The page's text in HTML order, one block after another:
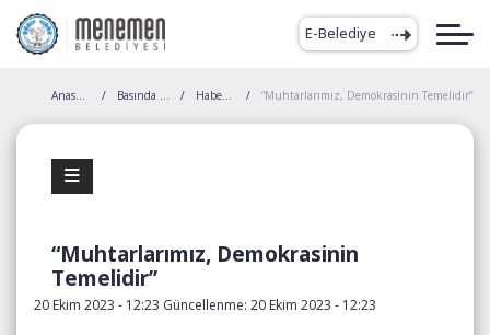
E-Belediye
Anasayfa Basında Biz Haberler “Muhtarlarımız, Demokrasinin Temelidir’’
“Muhtarlarımız, Demokrasinin
Temelidir’’
20 Ekim 2023 - 12:23 Güncellenme: 20 Ekim 2023 - 12:23